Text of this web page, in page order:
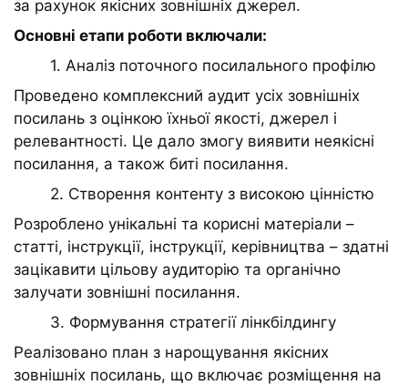
за рахунок якісних зовнішніх джерел.
Основні етапи роботи включали:
1. Аналіз поточного посилального профілю
Проведено комплексний аудит усіх зовнішніх
посилань з оцінкою їхньої якості, джерел і
релевантності. Це дало змогу виявити неякісні
посилання, а також биті посилання.
2. Створення контенту з високою цінністю
Розроблено унікальні та корисні матеріали –
статті, інструкції, інструкції, керівництва – здатні
зацікавити цільову аудиторію та органічно
залучати зовнішні посилання.
3. Формування стратегії лінкбілдингу
Реалізовано план з нарощування якісних
зовнішніх посилань, що включає розміщення на